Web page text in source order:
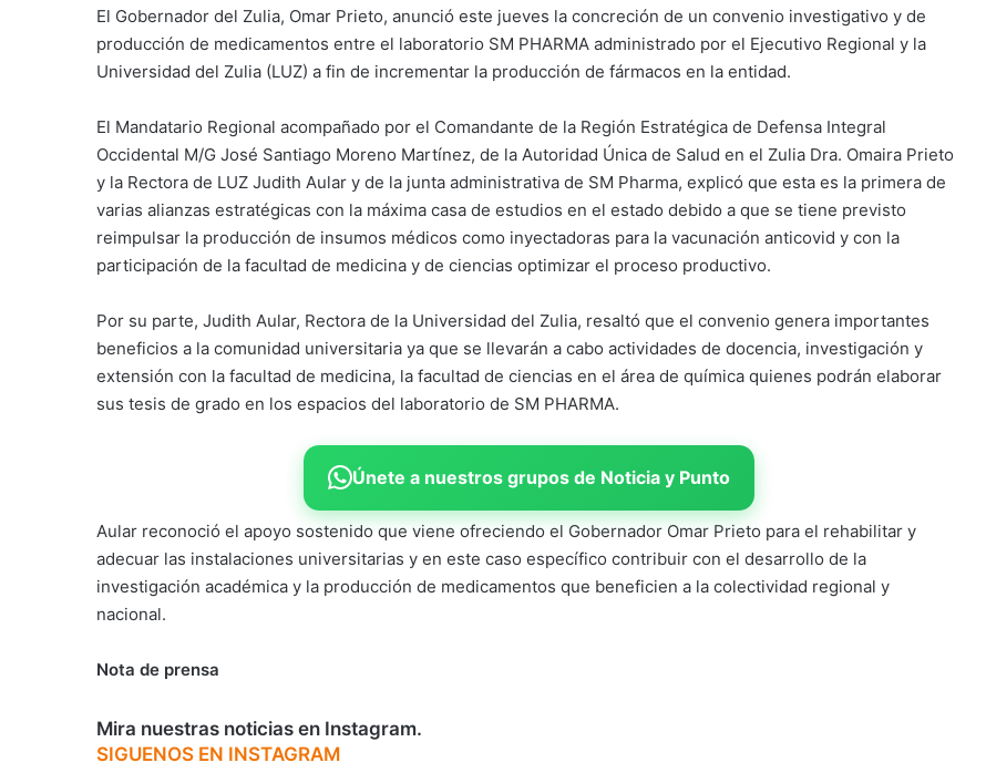
El Gobernador del Zulia, Omar Prieto, anunció este jueves la concreción de un convenio investigativo y de
producción de medicamentos entre el laboratorio SM PHARMA administrado por el Ejecutivo Regional y la
Universidad del Zulia (LUZ) a fin de incrementar la producción de fármacos en la entidad.
El Mandatario Regional acompañado por el Comandante de la Región Estratégica de Defensa Integral
Occidental M/G José Santiago Moreno Martínez, de la Autoridad Única de Salud en el Zulia Dra. Omaira Prieto
y la Rectora de LUZ Judith Aular y de la junta administrativa de SM Pharma, explicó que esta es la primera de
varias alianzas estratégicas con la máxima casa de estudios en el estado debido a que se tiene previsto
reimpulsar la producción de insumos médicos como inyectadoras para la vacunación anticovid y con la
participación de la facultad de medicina y de ciencias optimizar el proceso productivo.
Por su parte, Judith Aular, Rectora de la Universidad del Zulia, resaltó que el convenio genera importantes
beneficios a la comunidad universitaria ya que se llevarán a cabo actividades de docencia, investigación y
extensión con la facultad de medicina, la facultad de ciencias en el área de química quienes podrán elaborar
sus tesis de grado en los espacios del laboratorio de SM PHARMA.
Únete a nuestros grupos de Noticia y Punto
Aular reconoció el apoyo sostenido que viene ofreciendo el Gobernador Omar Prieto para el rehabilitar y
adecuar las instalaciones universitarias y en este caso específico contribuir con el desarrollo de la
investigación académica y la producción de medicamentos que beneficien a la colectividad regional y
nacional.
Nota de prensa
Mira nuestras noticias en Instagram.
SIGUENOS EN INSTAGRAM